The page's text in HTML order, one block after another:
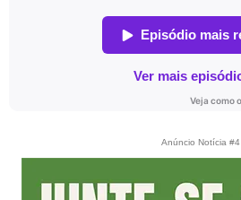
Anúncio Notícia #4